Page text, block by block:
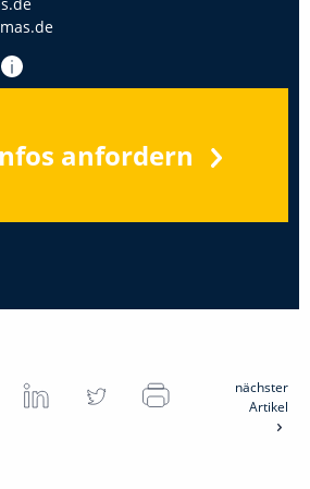
anfordern
nächster
Artikel